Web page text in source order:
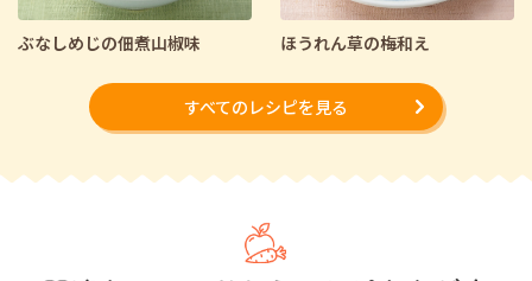
ぶなしめじの佃煮山椒味 ほうれん草の梅和え
すべてのレシピを見る